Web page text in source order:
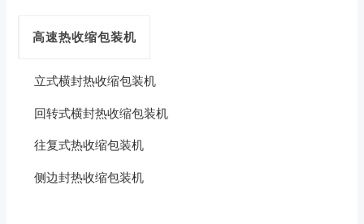
高速热收缩包装机
立式横封热收缩包装机
回转式横封热收缩包装机
往复式热收缩包装机
侧边封热收缩包装机